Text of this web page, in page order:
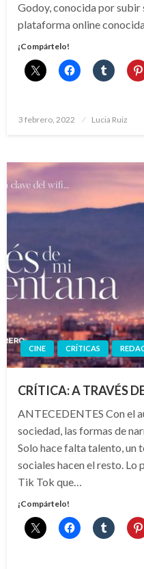
Godoy, conocida por subir
plataforma online
¡Compártelo!
Publicado
3 febrero, 2022 Lucia Ruiz
CINE CRÍTICAS
CRÍTICA: A TRAVÉS
ANTECEDENTES Con el
sociedad, las formas de
Solo hace falta talento, un
sociales hacen el resto. Lo
Tik Tok que…
¡Compártelo!